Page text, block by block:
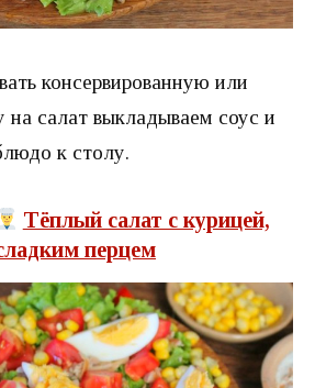
консервированную или
на салат выкладываем соус и
к столу.
Тёплый салат с курицей,
перцем